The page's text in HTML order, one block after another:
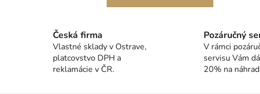
Česká firma
Vlastné sklady v Ostrave,
platcovstvo DPH a
reklamácie v ČR.
Pozáručný
V rámci
servisu Vám
20% na